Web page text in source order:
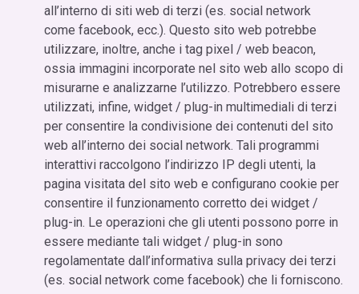
all’interno di siti web di terzi (es. social network
come facebook, ecc.). Questo sito web potrebbe
utilizzare, inoltre, anche i tag pixel / web beacon,
ossia immagini incorporate nel sito web allo scopo di
misurarne e analizzarne l’utilizzo. Potrebbero essere
utilizzati, infine, widget / plug-in multimediali di terzi
per consentire la condivisione dei contenuti del sito
web all’interno dei social network. Tali programmi
interattivi raccolgono l’indirizzo IP degli utenti, la
pagina visitata del sito web e configurano cookie per
consentire il funzionamento corretto dei widget /
plug-in. Le operazioni che gli utenti possono porre in
essere mediante tali widget / plug-in sono
regolamentate dall’informativa sulla privacy dei terzi
(es. social network come facebook) che li forniscono.